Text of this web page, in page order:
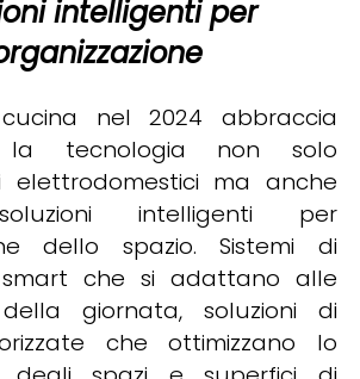
intelligenti per
nel 2024 abbraccia
la tecnologia non solo
elettrodomestici ma anche
intelligenti per
dello spazio. Sistemi di
smart che si adattano alle
giornata, soluzioni di
che ottimizzano lo